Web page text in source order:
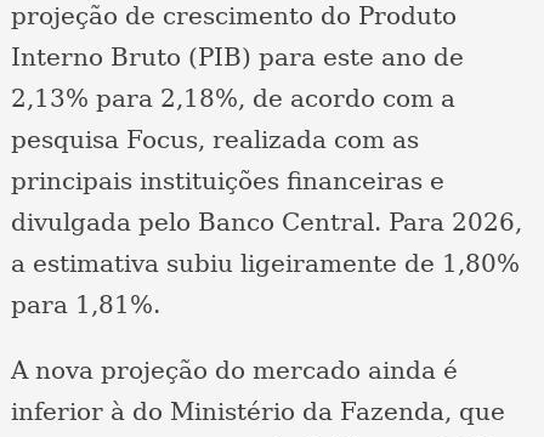
projeção de crescimento do Produto
Interno Bruto (PIB) para este ano de
2,13% para 2,18%, de acordo com a
pesquisa Focus, realizada com as
principais instituições financeiras e
divulgada pelo Banco Central. Para 2026,
a estimativa subiu ligeiramente de 1,80%
para 1,81%.
A nova projeção do mercado ainda é
inferior à do Ministério da Fazenda, que